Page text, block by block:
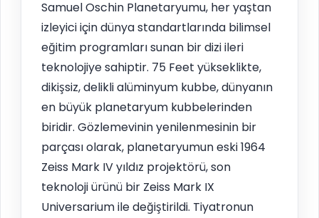
Samuel Oschin Planetaryumu, her yaştan
izleyici için dünya standartlarında bilimsel
eğitim programları sunan bir dizi ileri
teknolojiye sahiptir. 75 Feet yükseklikte,
dikişsiz, delikli alüminyum kubbe, dünyanın
en büyük planetaryum kubbelerinden
biridir. Gözlemevinin yenilenmesinin bir
parçası olarak, planetaryumun eski 1964
Zeiss Mark IV yıldız projektörü, son
teknoloji ürünü bir Zeiss Mark IX
Universarium ile değiştirildi. Tiyatronun